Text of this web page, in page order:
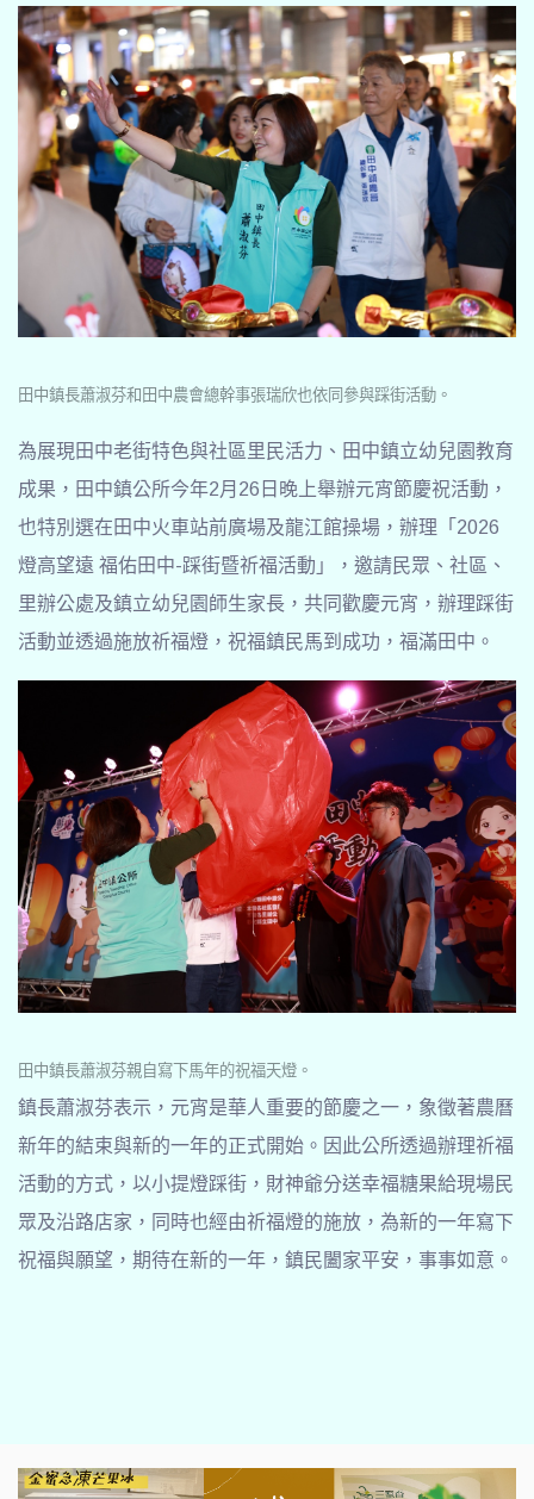
田中鎮長蕭淑芬和田中農會總幹事張瑞欣也依同參與踩街活動。
為展現田中老街特色與社區里民活力、田中鎮立幼兒園教育
成果，田中鎮公所今年2月26日晚上舉辦元宵節慶祝活動，
也特別選在田中火車站前廣場及龍江館操場，辦理「2026
燈高望遠 福佑田中-踩街暨祈福活動」，邀請民眾、社區、
里辦公處及鎮立幼兒園師生家長，共同歡慶元宵，辦理踩街
活動並透過施放祈福燈，祝福鎮民馬到成功，福滿田中。
田中鎮長蕭淑芬親自寫下馬年的祝福天燈。
鎮長蕭淑芬表示，元宵是華人重要的節慶之一，象徵著農曆
新年的結束與新的一年的正式開始。因此公所透過辦理祈福
活動的方式，以小提燈踩街，財神爺分送幸福糖果給現場民
眾及沿路店家，同時也經由祈福燈的施放，為新的一年寫下
祝福與願望，期待在新的一年，鎮民闔家平安，事事如意。